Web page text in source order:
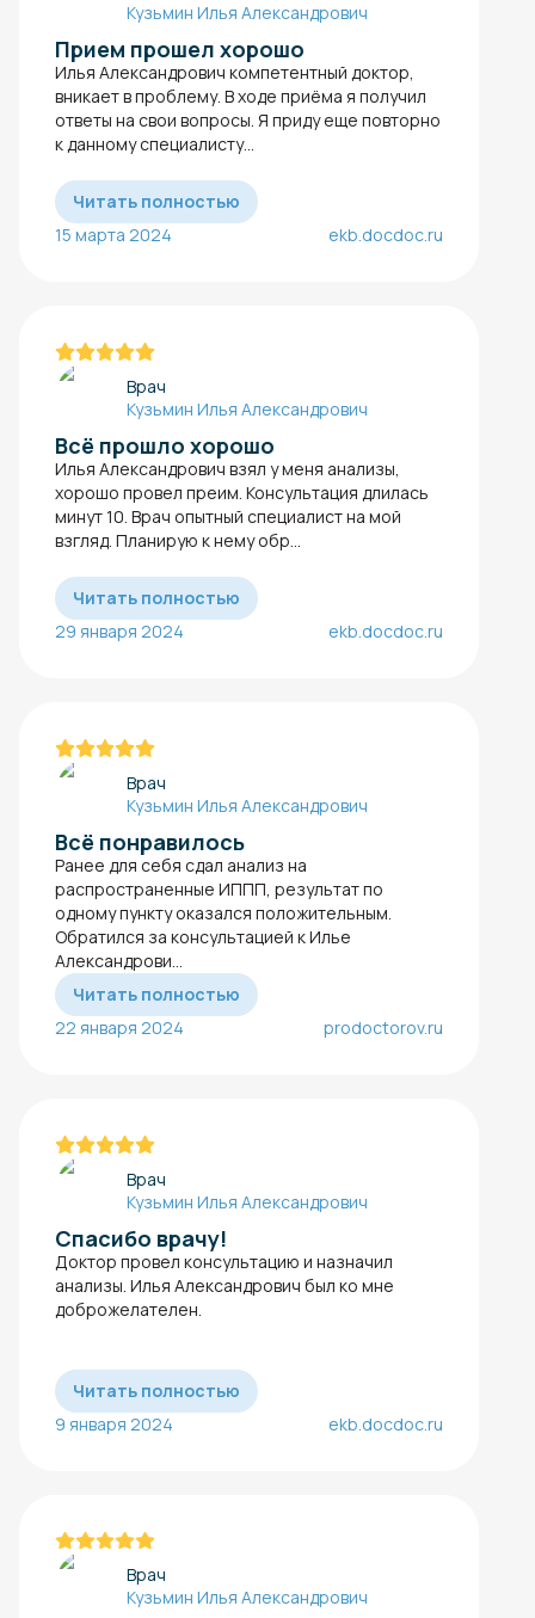
Кузьмин Илья Александрович
Прием прошел хорошо
Илья Александрович компетентный доктор,
вникает в проблему. В ходе приёма я получил
ответы на свои вопросы. Я приду еще повторно
к данному специалисту...
Читать полностью
15 марта 2024
ekb.docdoc.ru
Врач
Кузьмин Илья Александрович
Всё прошло хорошо
Илья Александрович взял у меня анализы,
хорошо провел преим. Консультация длилась
минут 10. Врач опытный специалист на мой
взгляд. Планирую к нему обр...
Читать полностью
29 января 2024
ekb.docdoc.ru
Врач
Кузьмин Илья Александрович
Всё понравилось
Ранее для себя сдал анализ на
распространенные ИППП, результат по
одному пункту оказался положительным.
Обратился за консультацией к Илье
Александрови...
Читать полностью
22 января 2024
prodoctorov.ru
Врач
Кузьмин Илья Александрович
Спасибо врачу!
Доктор провел консультацию и назначил
анализы. Илья Александрович был ко мне
доброжелателен.
Читать полностью
9 января 2024
ekb.docdoc.ru
Врач
Кузьмин Илья Александрович